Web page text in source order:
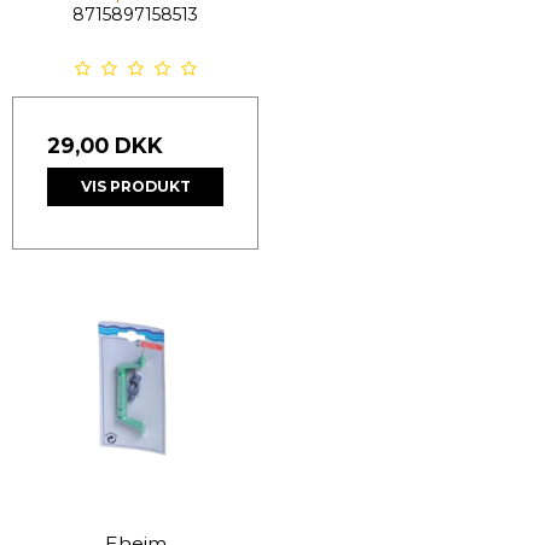
8715897158513
29,00 DKK
VIS PRODUKT